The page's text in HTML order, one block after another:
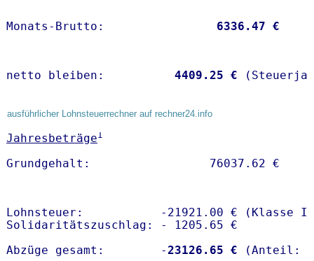
Monats-Brutto: 6336.47 €
netto bleiben: 4409.25 €
ausführlicher Lohnsteuerrechner auf rechner24.info
Jahresbeträge1
Lohnsteuer:           -21921.00 € (Klasse I)
Solidaritätszuschlag: - 1205.65 €
Abzüge gesamt:        -23126.65 €